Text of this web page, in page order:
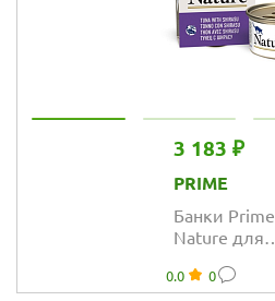
3 183 ₽
PRIME
Банки Prime
Nature для
и ширасу в
0.0 0